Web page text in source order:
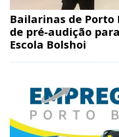
Bailarinas de
de pré-audição
Escola Bolshoi